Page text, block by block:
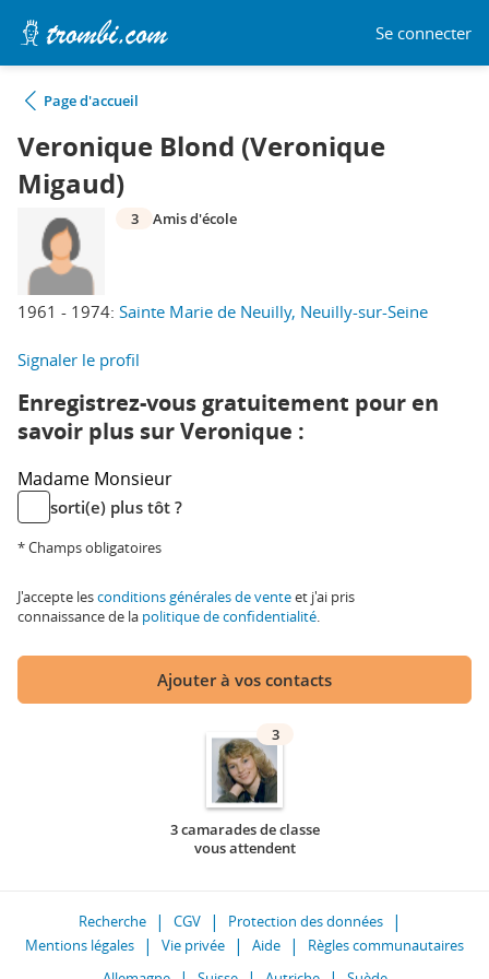
Se connecter
Page d'accueil
Veronique Blond (Veronique
Migaud)
1961 - 1974: Sainte Marie de Neuilly, Neuilly-sur-Seine
3 Amis d'école
Signaler le profil
Enregistrez-vous gratuitement pour en
savoir plus sur Veronique :
Madame Monsieur
sorti(e) plus tôt ?
* Champs obligatoires
J'accepte lesconditions générales de venteet j'ai pris
connaissance de la politique de confidentialité.
Ajouter à vos contacts
3
3 camarades de classe
vous attendent
Recherche CGV
Protection des données
Mentions légales
Vie privée Aide
Règles communautaires